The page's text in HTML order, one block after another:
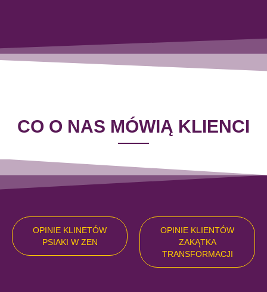
CO O NAS MÓWIĄ KLIENCI
OPINIE KLINETÓW
PSIAKI W ZEN
OPINIE KLIENTÓW
ZAKĄTKA
TRANSFORMACJI